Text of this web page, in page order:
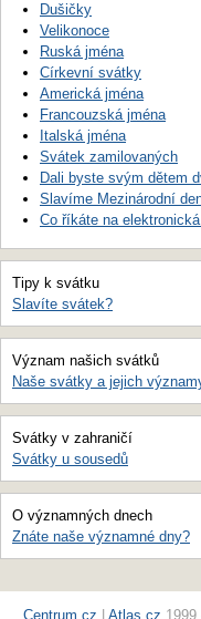
Dušičky
Velikonoce
Ruská jména
Církevní svátky
Americká jména
Francouzská jména
Italská jména
Svátek zamilovaných
Dali byste svým dětem
Slavíme Mezinárodní
Co říkáte na
Tipy k svátku
Slavíte svátek?
Význam našich svátků
Naše svátky a jejich
Svátky v zahraničí
Svátky u sousedů
O významných dnech
Znáte naše významné dny?
Centrum.cz Atlas.cz